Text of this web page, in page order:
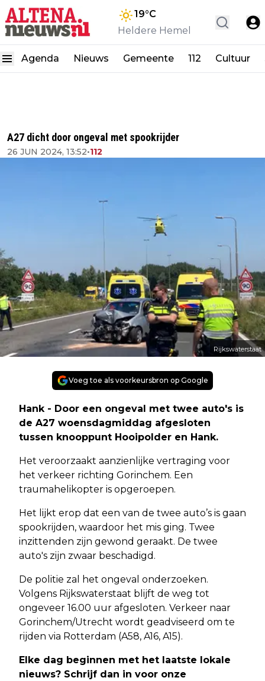
19°C
Heldere Hemel
Agenda Nieuws Gemeente 112 Cultuur
A27 dicht door ongeval met spookrijder
26 JUN 2024, 13:52•112
Rijkswaterstaat
Voeg toe als voorkeursbron op Google
Hank - Door een ongeval met twee auto's is
de A27 woensdagmiddag afgesloten
tussen knooppunt Hooipolder en Hank.
Het veroorzaakt aanzienlijke vertraging voor
het verkeer richting Gorinchem. Een
traumahelikopter is opgeroepen.
Het lijkt erop dat een van de twee auto’s is gaan
spookrijden, waardoor het mis ging. Twee
inzittenden zijn gewond geraakt. De twee
auto's zijn zwaar beschadigd.
De politie zal het ongeval onderzoeken.
Volgens Rijkswaterstaat blijft de weg tot
ongeveer 16.00 uur afgesloten. Verkeer naar
Gorinchem/Utrecht wordt geadviseerd om te
rijden via Rotterdam (A58, A16, A15).
Elke dag beginnen met het laatste lokale
nieuws? Schrijf dan in voor onze